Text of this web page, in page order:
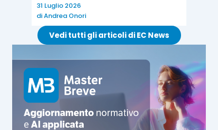
31 Luglio 2026
diAndrea Onori
Vedi tutti gli articoli di EC News